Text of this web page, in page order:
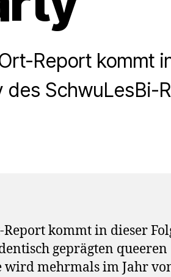
Report kommt
des SchwuLesBi-
kommt in dieser
geprägten queeren
wird mehrmals im Jahr